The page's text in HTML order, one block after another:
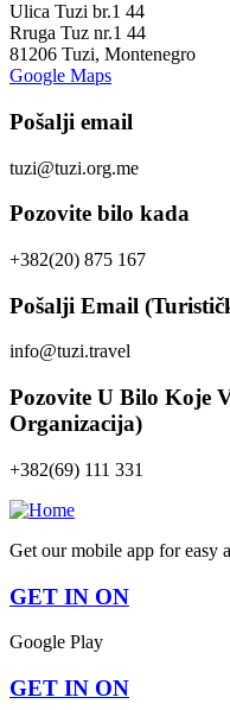
Ulica Tuzi br.1 44
Rruga Tuz nr.1 44
81206 Tuzi, Montenegro
Google Maps
Pošalji email
tuzi@tuzi.org.me
Pozovite bilo kada
+382(20) 875 167
Pošalji Email
info@tuzi.travel
Pozovite U Bilo Koje
Organizacija)
+382(69) 111 331
Get our mobile app for easy
GET IN ON
Google Play
GET IN ON